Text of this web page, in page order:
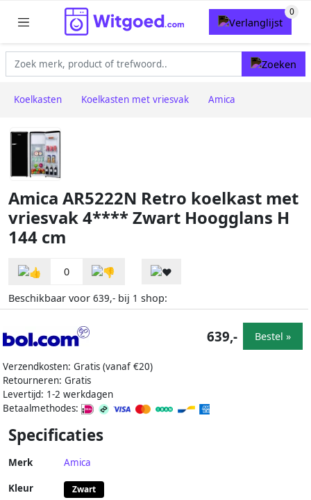
Koelkasten Koelkasten met vriesvak Amica
Amica AR5222N Retro koelkast met
vriesvak 4**** Zwart Hoogglans H
144 cm
0
Beschikbaar voor 639,- bij 1 shop:
Verzendkosten: Gratis (vanaf €20)
Retourneren: Gratis
Levertijd: 1-2 werkdagen
Betaalmethodes:
639,- Bestel »
Specificaties
Merk Amica
Kleur Zwart